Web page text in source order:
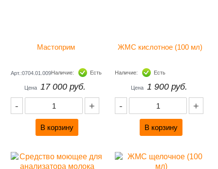
Мастоприм
Арт.:0704.01.009Наличие: Есть
Цена 17 000 руб.
- +
ЖМС кислотное (100 мл)
Наличие: Есть
Цена 1 900 руб.
- +